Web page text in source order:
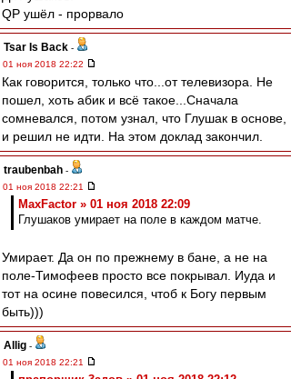
QP ушёл - прорвало
Tsar Is Back -
01 ноя 2018 22:22
Как говорится, только что...от телевизора. Не
пошел, хоть абик и всё такое...Сначала
сомневался, потом узнал, что Глушак в основе,
и решил не идти. На этом доклад закончил.
traubenbah -
01 ноя 2018 22:21
MaxFactor » 01 ноя 2018 22:09
Глушаков умирает на поле в каждом матче.
Умирает. Да он по прежнему в бане, а не на
поле-Тимофеев просто все покрывал. Иуда и
тот на осине повесился, чтоб к Богу первым
быть)))
Allig -
01 ноя 2018 22:21